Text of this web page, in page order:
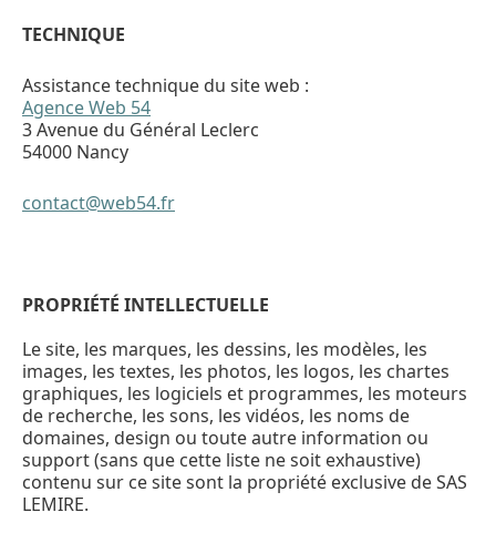
TECHNIQUE
Assistance technique du site web :
Agence Web 54
3 Avenue du Général Leclerc
54000 Nancy
contact@web54.fr
PROPRIÉTÉ INTELLECTUELLE
Le site, les marques, les dessins, les modèles, les
images, les textes, les photos, les logos, les chartes
graphiques, les logiciels et programmes, les moteurs
de recherche, les sons, les vidéos, les noms de
domaines, design ou toute autre information ou
support (sans que cette liste ne soit exhaustive)
contenu sur ce site sont la propriété exclusive de SAS
LEMIRE.